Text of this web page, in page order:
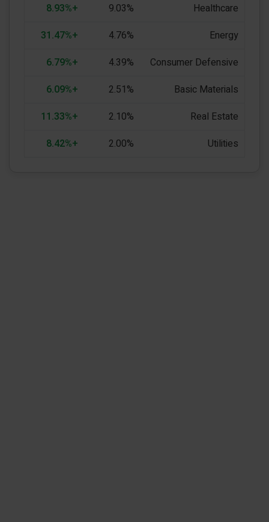
Healthcare
9.03%
+8.93%
Energy
4.76%
+31.47%
Consumer Defensive
4.39%
+6.79%
Basic Materials
2.51%
+6.09%
Real Estate
2.10%
+11.33%
Utilities
2.00%
+8.42%